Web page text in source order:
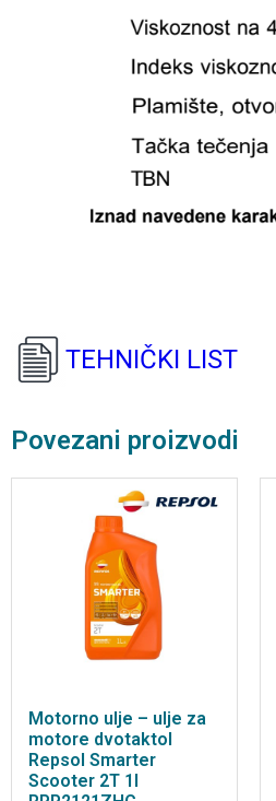
TEHNIČKI LIST
Povezani proizvodi
Motorno ulje – ulje za
motore dvotaktol
Repsol Smarter
Scooter 2T 1l